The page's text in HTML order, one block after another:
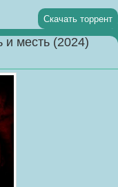
Скачать торрент
и месть (2024)